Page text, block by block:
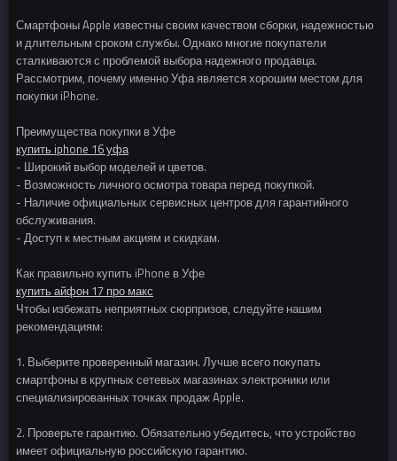
Смартфоны Apple известны своим качеством сборки, надежностью
и длительным сроком службы. Однако многие покупатели
сталкиваются с проблемой выбора надежного продавца.
Рассмотрим, почему именно Уфа является хорошим местом для
покупки iPhone.
Преимущества покупки в Уфе
купить iphone 16 уфа
- Широкий выбор моделей и цветов.
- Возможность личного осмотра товара перед покупкой.
- Наличие официальных сервисных центров для гарантийного
обслуживания.
- Доступ к местным акциям и скидкам.
Как правильно купить iPhone в Уфе
купить айфон 17 про макс
Чтобы избежать неприятных сюрпризов, следуйте нашим
рекомендациям:
1. Выберите проверенный магазин. Лучше всего покупать
смартфоны в крупных сетевых магазинах электроники или
специализированных точках продаж Apple.
2. Проверьте гарантию. Обязательно убедитесь, что устройство
имеет официальную российскую гарантию.